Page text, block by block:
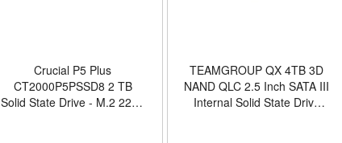
Crucial P5 Plus
CT2000P5PSSD8 2 TB
Solid State Drive - M.2 2280
TEAMGROUP QX 4TB 3D
NAND QLC 2.5 Inch SATA III
Internal Solid State Drive